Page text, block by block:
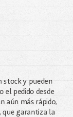
stock y pueden
el pedido desde
aún más rápido,
que garantiza la